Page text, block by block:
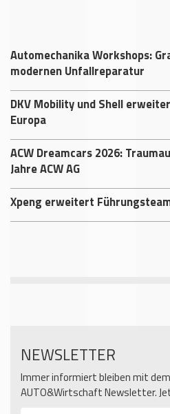
Automechanika Workshops:
modernen Unfallreparatur
DKV Mobility und Shell
Europa
ACW Dreamcars 2026:
Jahre ACW AG
Xpeng erweitert
NEWSLETTER
Immer informiert bleiben mit
AUTO&Wirtschaft Newsletter.